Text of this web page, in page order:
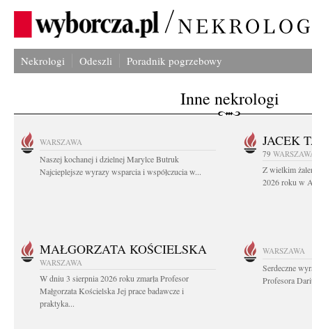
Nekrologi Odeszli Poradnik pogrzebowy
Inne nekrologi
WARSZAWA
Naszej kochanej i dzielnej Marylce Butruk
Najcieplejsze wyrazy wsparcia i współczucia w...
JACEK
79
Z wielkim
2026 roku w
MAŁGORZATA KOŚCIELSKA
WARSZAWA
W dniu 3 sierpnia 2026 roku zmarła Profesor
Małgorzata Kościelska Jej prace badawcze i
praktyka...
WARSZAWA
Serdeczne
Profesora